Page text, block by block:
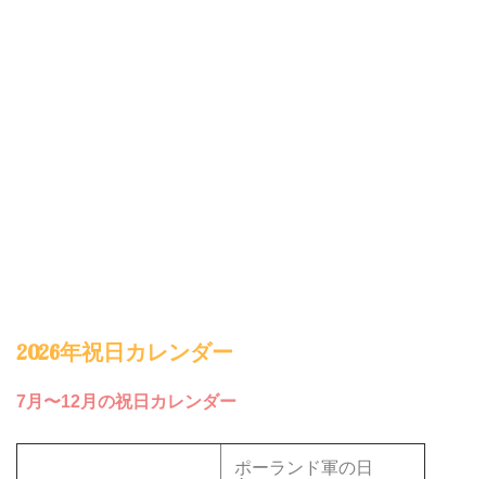
2026年祝日カレンダー
7月〜12月の祝日カレンダー
ポーランド軍の日